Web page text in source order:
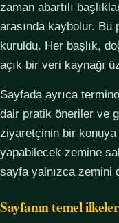
zaman abartılı
arasında kaybolur.
kuruldu. Her başlık,
açık bir veri kaynağı
Sayfada ayrıca
dair pratik öneriler ve
ziyaretçinin bir
yapabilecek zemine
sayfa yalnızca zemini
Sayfanın temel